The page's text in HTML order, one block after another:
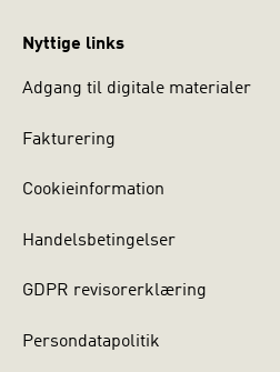
Nyttige links
Adgang til digitale materialer
Fakturering
Cookieinformation
Handelsbetingelser
GDPR revisorerklæring
Persondatapolitik